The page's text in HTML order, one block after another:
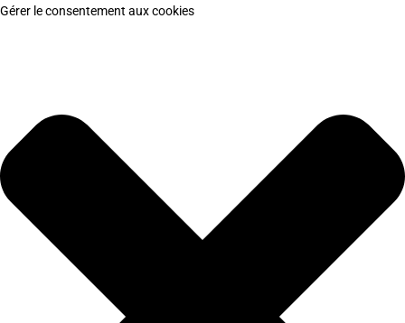
Gérer le consentement aux cookies